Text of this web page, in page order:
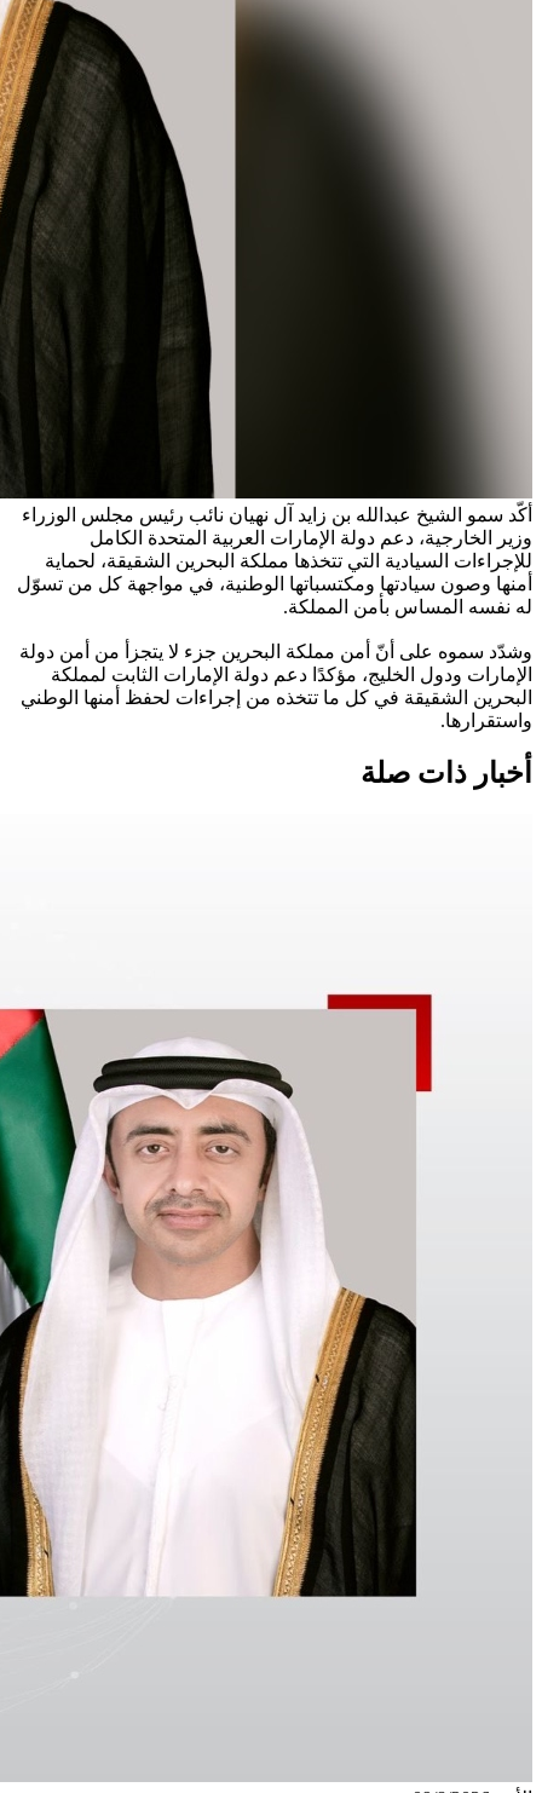
أكّد سمو الشيخ عبدالله بن زايد آل نهيان نائب رئيس مجلس الوزراء
وزير الخارجية، دعم دولة الإمارات العربية المتحدة الكامل
للإجراءات السيادية التي تتخذها مملكة البحرين الشقيقة، لحماية
أمنها وصون سيادتها ومكتسباتها الوطنية، في مواجهة كل من تسوّل
له نفسه المساس بأمن المملكة.
وشدّد سموه على أنّ أمن مملكة البحرين جزء لا يتجزأ من أمن دولة
الإمارات ودول الخليج، مؤكدًا دعم دولة الإمارات الثابت لمملكة
البحرين الشقيقة في كل ما تتخذه من إجراءات لحفظ أمنها الوطني
واستقرارها.
أخبار ذات صلة